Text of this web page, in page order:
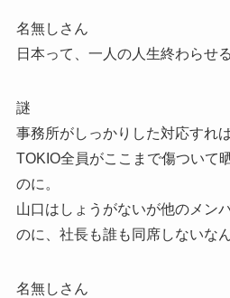
名無しさん
日本って、一人の人生終わらせ
謎
事務所がしっかりした対応すれ
TOKIO全員がここまで傷ついて
のに。
山口はしょうがないが他のメン
のに、社長も誰も同席しないなん
名無しさん